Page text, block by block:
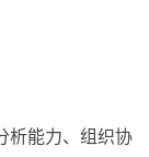
析能力、组织协